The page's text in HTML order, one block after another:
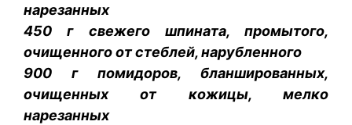
нарезанных
450 г свежего шпината, промытого,
очищенного от стеблей, нарубленного
900 г помидоров, бланшированных,
очищенных от кожицы, мелко
нарезанных